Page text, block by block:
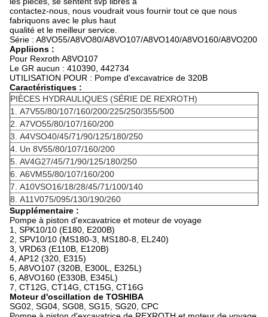
contactez-nous, nous voudrait vous fournir tout ce que nous
fabriquons avec le plus haut
qualité et le meilleur service.
Série : A8VO55/A8VO80/A8VO107/A8VO140/A8VO160/A8VO200
Appliions :
Pour Rexroth A8VO107
Le GR aucun : 410390, 442734
UTILISATION POUR : Pompe d'excavatrice de 320B
Caractéristiques :
PIÈCES HYDRAULIQUES (SÉRIE DE REXROTH)
1. A7V55/80/107/160/200/225/250/355/500
2. A7VO55/80/107/160/200
3. A4VSO40/45/71/90/125/180/250
4. Un 8V55/80/107/160/200
5. AV4G27/45/71/90/125/180/250
6. A6VM55/80/107/160/200
7. A10VSO16/18/28/45/71/100/140
8. A11V075/095/130/190/260
Supplémentaire :
Pompe à piston d'excavatrice et moteur de voyage
1, SPK10/10 (E180, E200B)
2, SPV10/10 (MS180-3, MS180-8, EL240)
3, VRD63 (E110B, E120B)
4, AP12 (320, E315)
5, A8VO107 (320B, E300L, E325L)
6, A8VO160 (E330B, E345L)
7, CT12G, CT14G, CT15G, CT16G
Moteur d'oscillation de TOSHIBA
SG02, SG04, SG08, SG15, SG20, CPC